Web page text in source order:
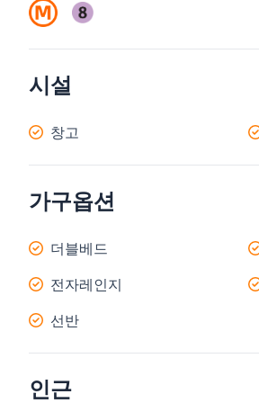
시설
창고
가구옵션
더블베드
전자레인지
선반
인근